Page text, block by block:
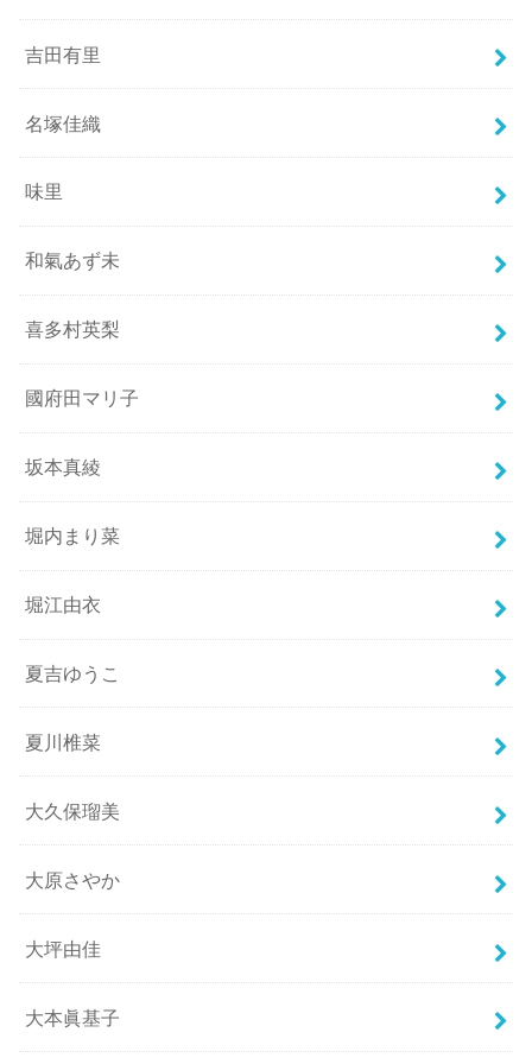
吉田有里
名塚佳織
味里
和氣あず未
喜多村英梨
國府田マリ子
坂本真綾
堀内まり菜
堀江由衣
夏吉ゆうこ
夏川椎菜
大久保瑠美
大原さやか
大坪由佳
大本眞基子